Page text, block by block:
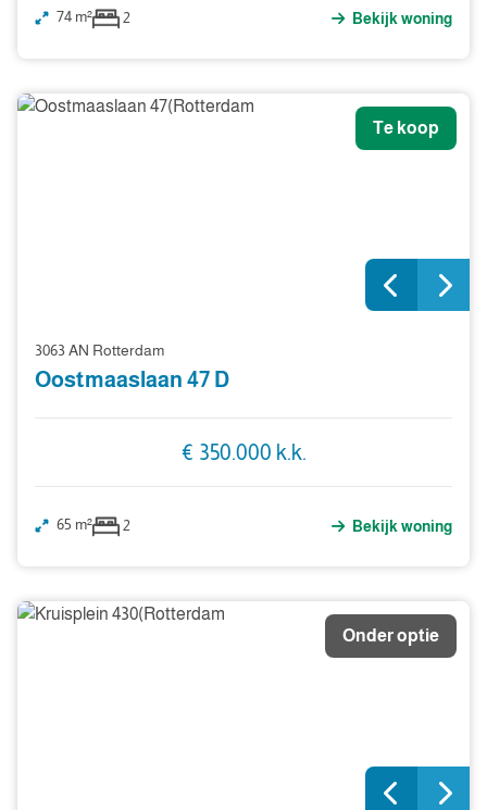
74 m² 2 Bekijk woning
Te koop
3063 AN Rotterdam
Oostmaaslaan 47 D
€ 350.000 k.k.
65 m² 2 Bekijk woning
Onder optie